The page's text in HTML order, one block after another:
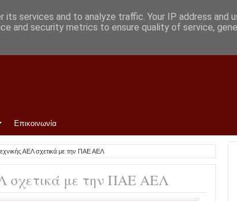
Επικοινωνία
ΑΕΛ σχετικά με την ΠΑΕ ΑΕΛ
σχετικά με την ΠΑΕ ΑΕΛ
services and to analyze traffic. Your IP address and
and security metrics to ensure quality of service,